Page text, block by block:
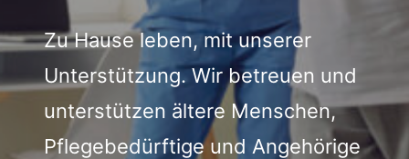
Zu Hause leben, mit unserer
Unterstützung. Wir betreuen und
unterstützen ältere Menschen,
Pflegebedürftige und Angehörige